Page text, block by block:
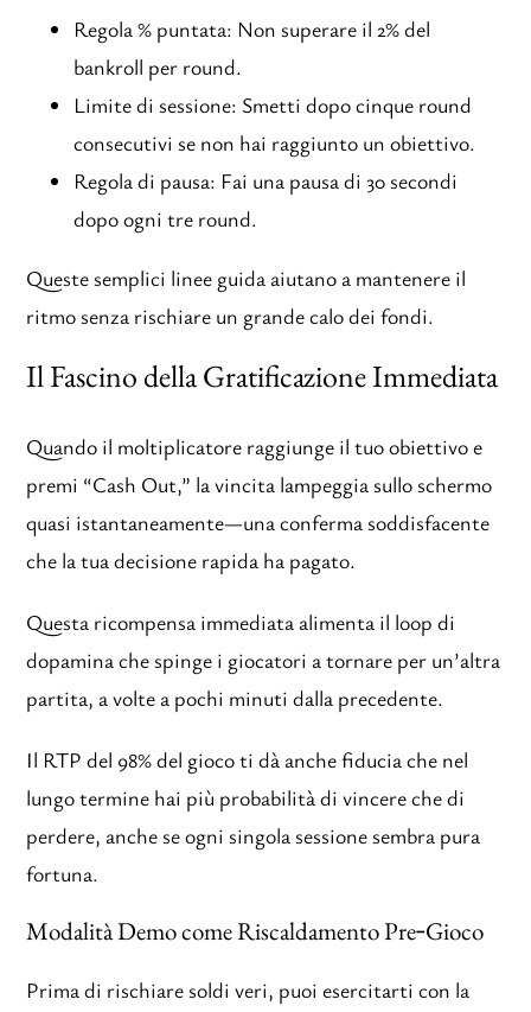
Regola % puntata: Non superare il 2% del
bankroll per round.
Limite di sessione: Smetti dopo cinque round
consecutivi se non hai raggiunto un obiettivo.
Regola di pausa: Fai una pausa di 30 secondi
dopo ogni tre round.
Queste semplici linee guida aiutano a mantenere il
ritmo senza rischiare un grande calo dei fondi.
Il Fascino della Gratificazione Immediata
Quando il moltiplicatore raggiunge il tuo obiettivo e
premi “Cash Out,” la vincita lampeggia sullo schermo
quasi istantaneamente—una conferma soddisfacente
che la tua decisione rapida ha pagato.
Questa ricompensa immediata alimenta il loop di
dopamina che spinge i giocatori a tornare per un’altra
partita, a volte a pochi minuti dalla precedente.
Il RTP del 98% del gioco ti dà anche fiducia che nel
lungo termine hai più probabilità di vincere che di
perdere, anche se ogni singola sessione sembra pura
fortuna.
Modalità Demo come Riscaldamento Pre‑Gioco
Prima di rischiare soldi veri, puoi esercitarti con la